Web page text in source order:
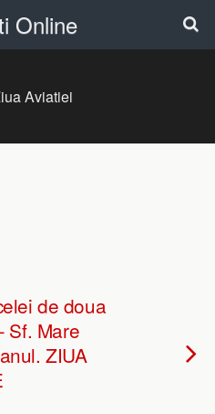
Online
Aviatiei
de doua
Sf. Mare
ZIUA